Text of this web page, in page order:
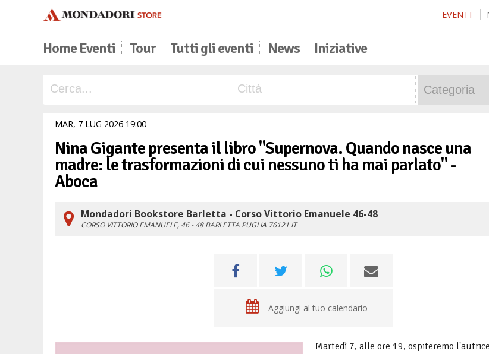
EVENTI
Home Eventi Tour Tutti gli eventi News Iniziative
MAR, 7 LUG 2026 1900
Nina Gigante presenta il libro "Supernova. Quando nasce una
madre: le trasformazioni di cui nessuno ti ha mai parlato" -
Aboca
Mondadori Bookstore Barletta - Corso Vittorio Emanuele 46-48
CORSO VITTORIO EMANUELE, 46 - 48BARLETTA PUGLIA 76121 IT
Aggiungi al tuo calendario
Martedì 7, alle ore 19, ospiteremo